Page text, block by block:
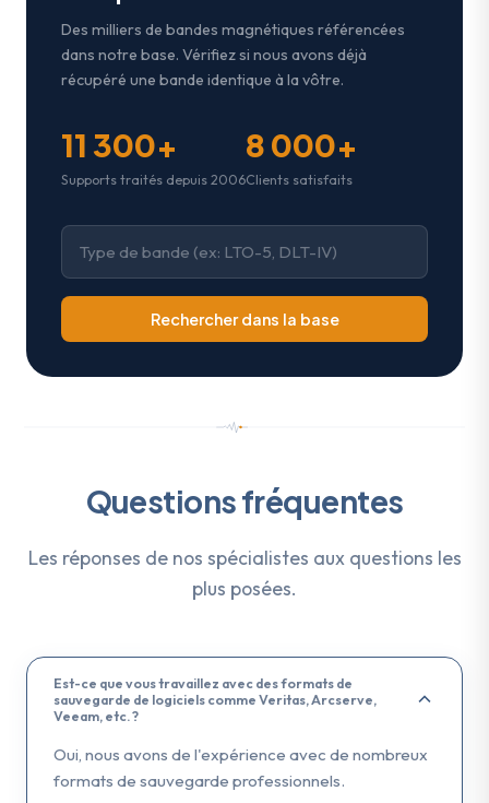
Des milliers de bandes magnétiques référencées
dans notre base. Vérifiez si nous avons déjà
récupéré une bande identique à la vôtre.
11 300+
Supports traités depuis 2006
8 000+
Clients satisfaits
Rechercher dans la base
Questions fréquentes
Les réponses de nos spécialistes aux questions les
plus posées.
Est-ce que vous travaillez avec des formats de
sauvegarde de logiciels comme Veritas, Arcserve,
Veeam, etc. ?
Oui, nous avons de l'expérience avec de nombreux
formats de sauvegarde professionnels.